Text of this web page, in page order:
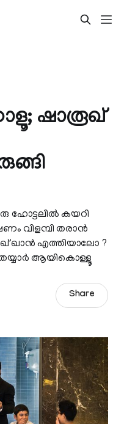
ഷാരൂഖ്‌
ഹോട്ടലില്‍ കയറി
വിളമ്പി തരാൻ
ഖാന്‍ എത്തിയാലോ ?
ആയികൊള്ളൂ
Share